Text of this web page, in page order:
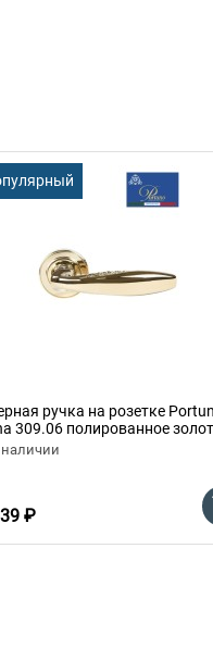
ручка на розетке
309.06 полированное
₽